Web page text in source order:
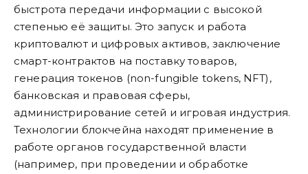
быстрота передачи информации с высокой
степенью её защиты. Это запуск и работа
криптовалют и цифровых активов, заключение
смарт-контрактов на поставку товаров,
генерация токенов (non-fungible tokens, NFT),
банковская и правовая сферы,
администрирование сетей и игровая индустрия.
Технологии блокчейна находят применение в
работе органов государственной власти
(например, при проведении и обработке